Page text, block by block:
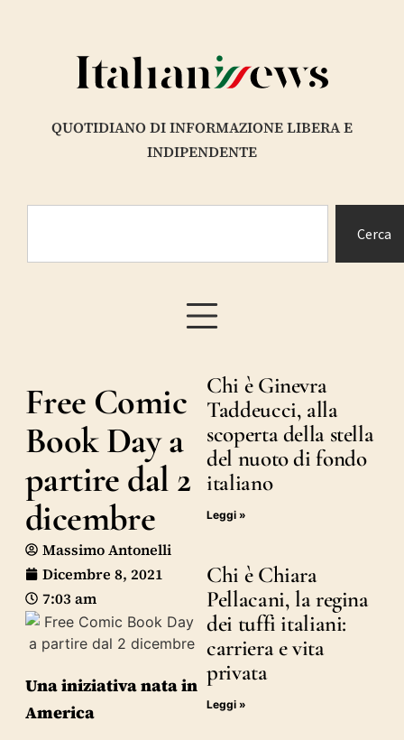
QUOTIDIANO DI INFORMAZIONE LIBERA E
INDIPENDENTE
Cerca
Free Comic
Book Day a
partire dal 2
dicembre
Massimo Antonelli
Dicembre 8, 2021
7:03 am
Una iniziativa nata in
America
Chi è Ginevra
Taddeucci, alla
scoperta della stella
del nuoto di fondo
italiano
Leggi »
Chi è Chiara
Pellacani, la regina
dei tuffi italiani:
carriera e vita
privata
Leggi »